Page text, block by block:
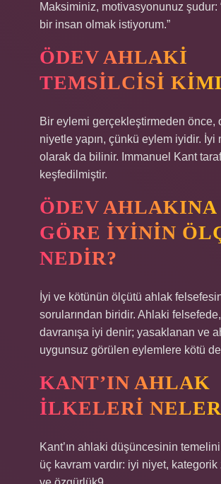
Maksiminiz, motivasyonunuz şudur:
bir insan olmak istiyorum.”
ÖDEV AHLAKI
TEMSILCISI
Bir eylemi gerçekleştirmeden önce,
niyetle yapın, çünkü eylem iyidir. İyi
olarak da bilinir. Immanuel Kant
keşfedilmiştir.
ÖDEV AHLAKINA
GÖRE IYININ
NEDIR?
İyi ve kötünün ölçütü ahlak
sorularından biridir. Ahlaki
davranışa iyi denir; yasaklanan ve
uygunsuz görülen eylemlere kötü
KANT’IN AHLAK
ILKELERI
Kant’ın ahlaki düşüncesinin
üç kavram vardır: iyi niyet,